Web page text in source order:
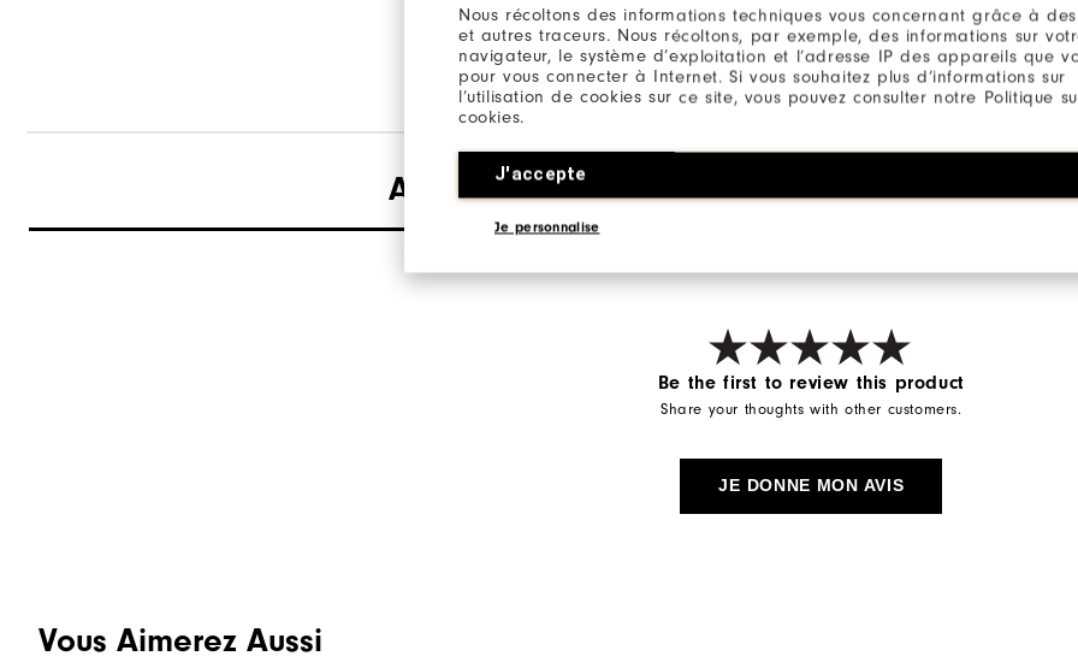
Nous récoltons des informations techniques vous concernant grâce à
et autres traceurs. Nous récoltons, par exemple, des informations sur
navigateur, le système d’exploitation et l’adresse IP des appareils que
pour vous connecter à Internet. Si vous souhaitez plus d’informations sur
l’utilisation de cookies sur ce site, vous pouvez consulter notre Politique
cookies.
J'accepte
Je personnalise
optimal tout au long du parcours.
Avis
Be the first to review this product
Share your thoughts with other customers.
JE DONNE MON AVIS
Vous Aimerez Aussi